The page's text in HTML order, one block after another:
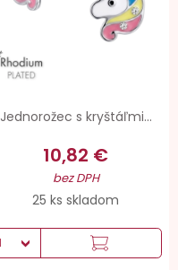
Jednorožec s kryštáľmi...
10,82 €
bez DPH
25 ks skladom